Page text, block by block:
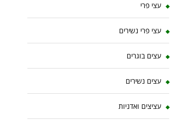
עצי פרי
עצי פרי נשירים
עצים בוגרים
עצים נשירים
עציצים ואדניות